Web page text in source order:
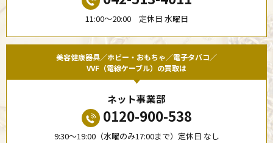
11:00〜20:00 定休日 水曜日
美容健康器具／ホビー・おもちゃ／電子タバコ／
VVF（電線ケーブル）の買取は
ネット事業部
0120-900-538
9:30〜19:00（水曜のみ17:00まで）定休日 なし